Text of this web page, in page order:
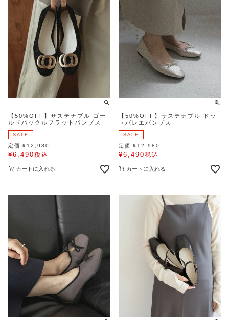
【50%OFF】サステナブル ゴー
ルドバックルフラットパンプス
SALE
定価 ¥12,980
¥6,490税込
カートに入れる
【50%OFF】サステナブル ドッ
トバレエパンプス
SALE
定価 ¥12,980
¥6,490税込
カートに入れる